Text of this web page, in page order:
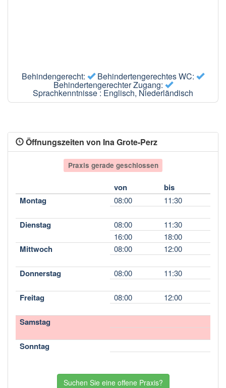
Behindengerecht: Behindertengerechtes WC:
Behindertengerechter Zugang:
Sprachkenntnisse : Englisch, Niederländisch
Öffnungszeiten von Ina Grote-Perz
Praxis gerade geschlossen
von
bis
Montag
08:00 11:30
Dienstag 08:00
11:30
16:00
18:00
Mittwoch 08:00 12:00
Donnerstag 08:00 11:30
Freitag 08:00 12:00
Samstag
Sonntag
Suchen Sie eine offene Praxis?